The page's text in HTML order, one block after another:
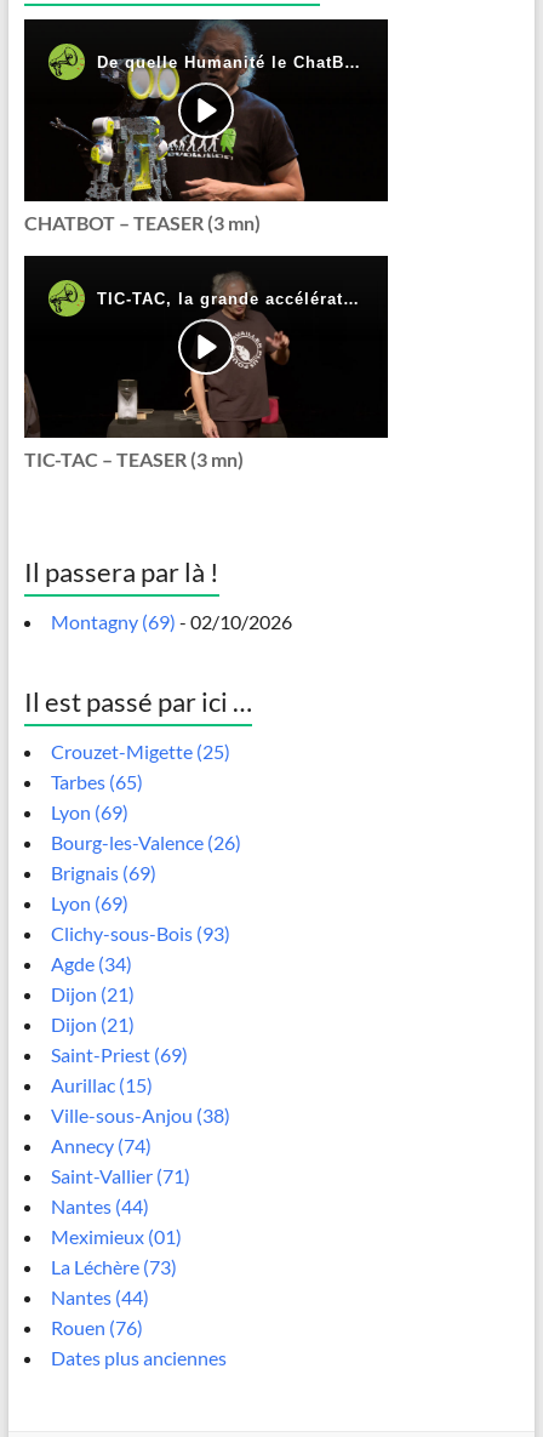
CHATBOT – TEASER (3 mn)
TIC-TAC – TEASER (3 mn)
Il passera par là !
Montagny (69) - 02/10/2026
Il est passé par ici …
Crouzet-Migette (25)
Tarbes (65)
Lyon (69)
Bourg-les-Valence (26)
Brignais (69)
Lyon (69)
Clichy-sous-Bois (93)
Agde (34)
Dijon (21)
Dijon (21)
Saint-Priest (69)
Aurillac (15)
Ville-sous-Anjou (38)
Annecy (74)
Saint-Vallier (71)
Nantes (44)
Meximieux (01)
La Léchère (73)
Nantes (44)
Rouen (76)
Dates plus anciennes